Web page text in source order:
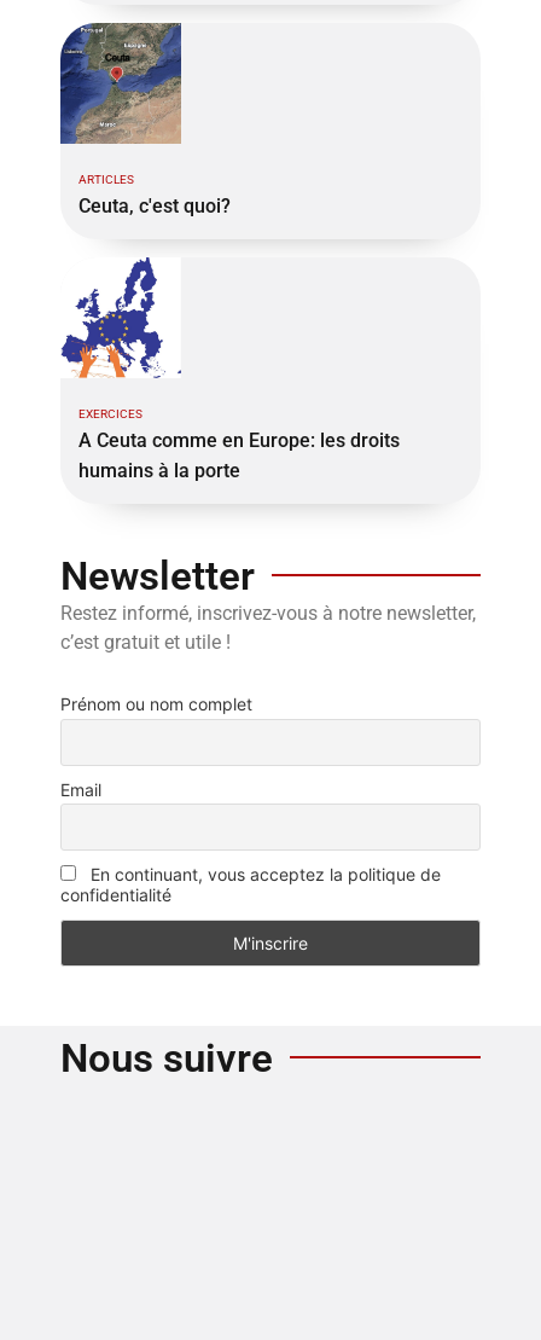
ARTICLES
Ceuta, c'est quoi?
EXERCICES
A Ceuta comme en Europe: les droits
humains à la porte
Newsletter
Restez informé, inscrivez-vous à notre newsletter,
c’est gratuit et utile !
Prénom ou nom complet
Email
En continuant, vous acceptez la politique de
confidentialité
Nous suivre